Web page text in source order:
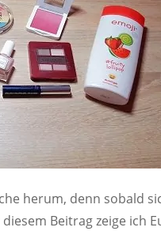
herum, denn sobald
Beitrag zeige ich